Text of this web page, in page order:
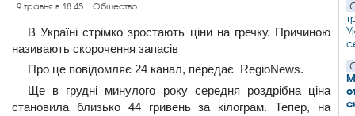
9 травня в 18:45 Общество
В Україні стрімко зростають ціни на гречку. Причиною
називають скорочення запасів
Про це повідомляє 24 канал, передає RegioNews.
Ще в грудні минулого року середня роздрібна ціна
становила близько 44 гривень за кілограм. Тепер, на